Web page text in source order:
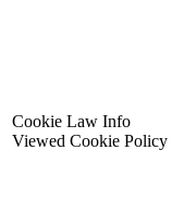
Cookie Law Info
Viewed Cookie Policy